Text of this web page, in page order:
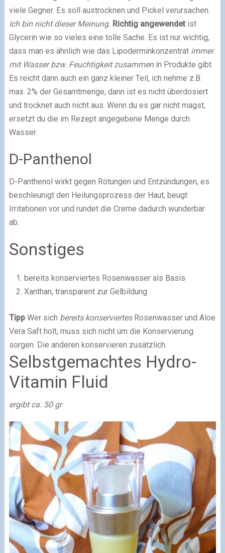
viele Gegner. Es soll austrocknen und Pickel verursachen.
Ich bin nicht dieser Meinung. Richtig angewendetist
Glycerin wie so vieles eine tolle Sache. Es ist nur wichtig,
dass man es ähnlich wie das Lipoderminkonzentrat immer
mit Wasser bzw. Feuchtigkeit zusammenin Produkte gibt.
Es reicht dann auch ein ganz kleiner Teil, ich nehme z.B.
max. 2% der Gesamtmenge, dann ist es nicht überdosiert
und trocknet auch nicht aus. Wenn du es gar nicht magst,
ersetzt du die im Rezept angegebene Menge durch
Wasser.
D-Panthenol
D-Panthenol wirkt gegen Rötungen und Entzündungen, es
beschleunigt den Heilungsprozess der Haut, beugt
Irritationen vor und rundet die Creme dadurch wunderbar
ab.
Sonstiges
bereits konserviertes Rosenwasser als Basis
Xanthan, transparent zur Gelbildung
TippWer sich bereits konserviertesRosenwasser und Aloe
Vera Saft holt, muss sich nicht um die Konservierung
sorgen. Die anderen konservieren zusätzlich.
Selbstgemachtes Hydro-
Vitamin Fluid
ergibt ca. 50 gr